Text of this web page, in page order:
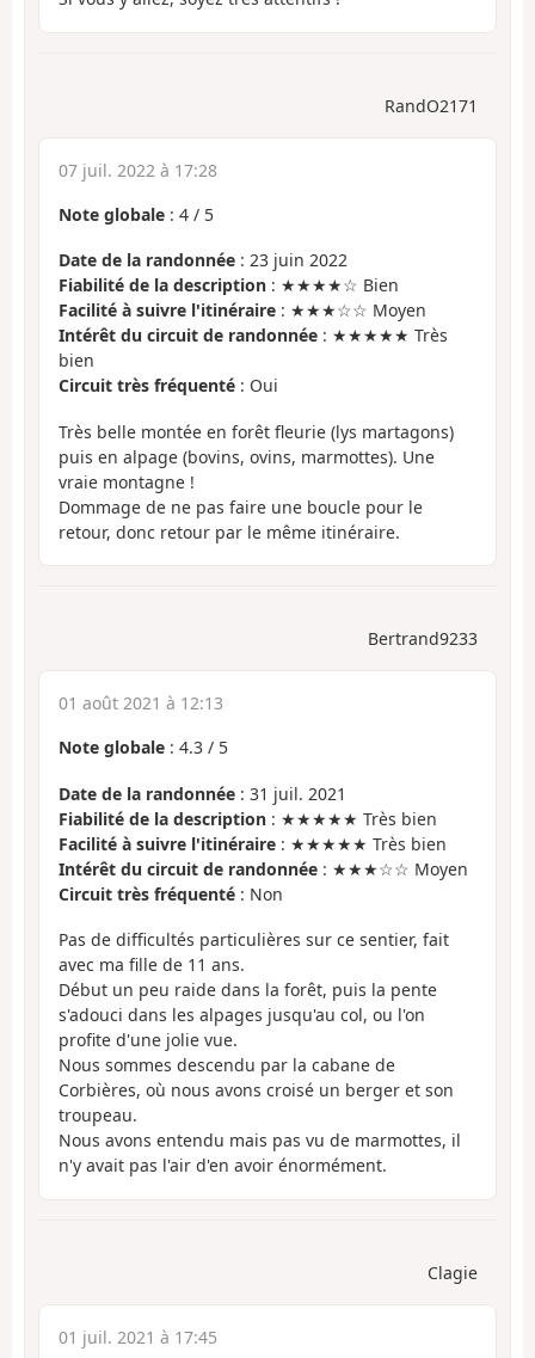
RandO2171
07 juil. 2022 à 17:28
Note globale : 4 / 5
Date de la randonnée : 23 juin 2022
Fiabilité de la description : ★★★★☆ Bien
Facilité à suivre l'itinéraire : ★★★☆☆ Moyen
Intérêt du circuit de randonnée : ★★★★★ Très
bien
Circuit très fréquenté : Oui
Très belle montée en forêt fleurie (lys martagons)
puis en alpage (bovins, ovins, marmottes). Une
vraie montagne !
Dommage de ne pas faire une boucle pour le
retour, donc retour par le même itinéraire.
Bertrand9233
01 août 2021 à 12:13
Note globale : 4.3 / 5
Date de la randonnée : 31 juil. 2021
Fiabilité de la description : ★★★★★ Très bien
Facilité à suivre l'itinéraire : ★★★★★ Très bien
Intérêt du circuit de randonnée : ★★★☆☆ Moyen
Circuit très fréquenté : Non
Pas de difficultés particulières sur ce sentier, fait
avec ma fille de 11 ans.
Début un peu raide dans la forêt, puis la pente
s'adouci dans les alpages jusqu'au col, ou l'on
profite d'une jolie vue.
Nous sommes descendu par la cabane de
Corbières, où nous avons croisé un berger et son
troupeau.
Nous avons entendu mais pas vu de marmottes, il
n'y avait pas l'air d'en avoir énormément.
Clagie
01 juil. 2021 à 17:45